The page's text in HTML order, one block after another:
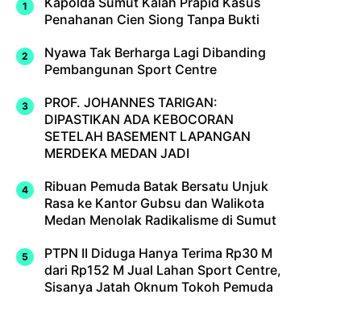
Penahanan Cien Siong Tanpa Bukti
Nyawa Tak Berharga Lagi Dibanding
Pembangunan Sport Centre
PROF. JOHANNES TARIGAN:
DIPASTIKAN ADA KEBOCORAN
SETELAH BASEMENT LAPANGAN
MERDEKA MEDAN JADI
Ribuan Pemuda Batak Bersatu Unjuk
Rasa ke Kantor Gubsu dan Walikota
Medan Menolak Radikalisme di Sumut
PTPN II Diduga Hanya Terima Rp30 M
dari Rp152 M Jual Lahan Sport Centre,
Sisanya Jatah Oknum Tokoh Pemuda